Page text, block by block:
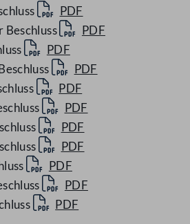
PDF
Beschluss
PDF
PDF
PDF
PDF
PDF
PDF
PDF
PDF
PDF
PDF